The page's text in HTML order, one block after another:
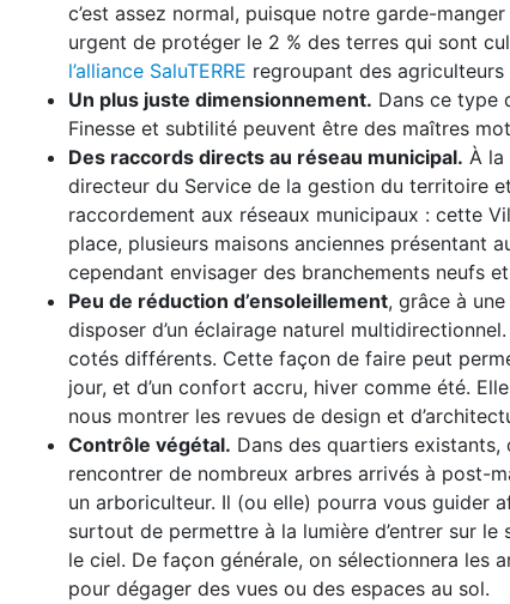
c’est assez normal, puisque notre garde-
urgent de protéger le 2 % des terres qui sont
l’alliance SaluTERRE regroupant des
Un plus juste dimensionnement. Dans ce type
Finesse et subtilité peuvent être des maîtres
Des raccords directs au réseau municipal. À la
directeur du Service de la gestion du territoire
raccordement aux réseaux municipaux : cette
place, plusieurs maisons anciennes présentant
cependant envisager des branchements neufs
Peu de réduction d’ensoleillement, grâce à
disposer d’un éclairage naturel
cotés différents. Cette façon de faire peut
jour, et d’un confort accru, hiver comme été.
nous montrer les revues de design et
Contrôle végétal. Dans des quartiers existants,
rencontrer de nombreux arbres arrivés à post-
un arboriculteur. Il (ou elle) pourra vous guider
surtout de permettre à la lumière d’entrer sur
le ciel. De façon générale, on sélectionnera les
pour dégager des vues ou des espaces au sol.